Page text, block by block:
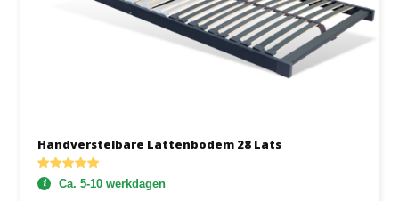
Handverstelbare Lattenbodem 28 Lats
Ca. 5-10 werkdagen